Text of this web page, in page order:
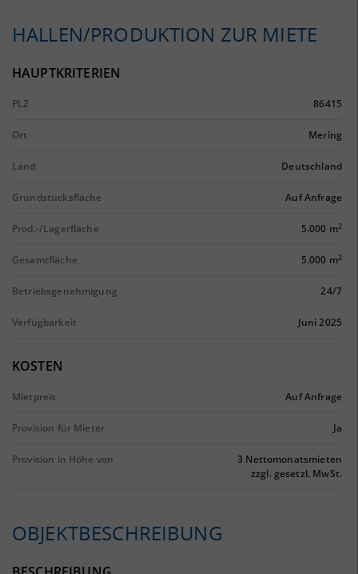
HALLEN/PRODUKTION ZUR MIETE
HAUPTKRITERIEN
PLZ 86415
Ort Mering
Land Deutschland
Grundstücksfläche Auf Anfrage
Prod.-/Lagerfläche 5.000 m2
Gesamtfläche 5.000 m2
Betriebsgenehmigung 24/7
Verfügbarkeit Juni 2025
KOSTEN
Mietpreis Auf Anfrage
Provision für Mieter Ja
Provision in Höhe von
3 Nettomonatsmieten
zzgl. gesetzl. MwSt.
OBJEKTBESCHREIBUNG